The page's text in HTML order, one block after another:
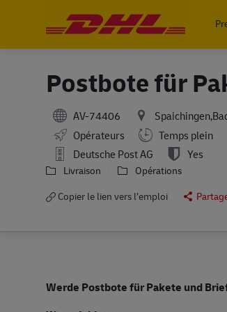
Postbote für
AV-74406
Opérateurs
Working Hours
Temps plein
Deutsche Post AG
Yes
Livraison
Opérations
Copier le lien vers l’emploi
Werde Postbote für Pakete und